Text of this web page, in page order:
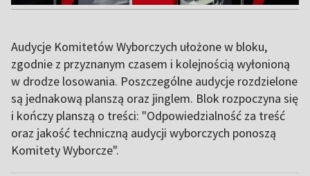
Audycje Komitetów Wyborczych ułożone w bloku,
zgodnie z przyznanym czasem i kolejnością wyłonioną
w drodze losowania. Poszczególne audycje rozdzielone
są jednakową planszą oraz jinglem. Blok rozpoczyna się
i kończy planszą o treści: "Odpowiedzialność za treść
oraz jakość techniczną audycji wyborczych ponoszą
Komitety Wyborcze".